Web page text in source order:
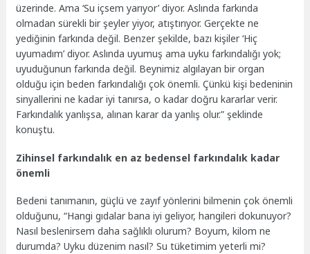
üzerinde. Ama ‘Su içsem yarıyor’ diyor. Aslında farkında
olmadan sürekli bir şeyler yiyor, atıştırıyor. Gerçekte ne
yediğinin farkında değil. Benzer şekilde, bazı kişiler ‘Hiç
uyumadım’ diyor. Aslında uyumuş ama uyku farkındalığı yok;
uyuduğunun farkında değil. Beynimiz algılayan bir organ
olduğu için beden farkındalığı çok önemli. Çünkü kişi bedeninin
sinyallerini ne kadar iyi tanırsa, o kadar doğru kararlar verir.
Farkındalık yanlışsa, alınan karar da yanlış olur.” şeklinde
konuştu.
Zihinsel farkındalık en az bedensel farkındalık kadar
önemli
Bedeni tanımanın, güçlü ve zayıf yönlerini bilmenin çok önemli
olduğunu, “Hangi gıdalar bana iyi geliyor, hangileri dokunuyor?
Nasıl beslenirsem daha sağlıklı olurum? Boyum, kilom ne
durumda? Uyku düzenim nasıl? Su tüketimim yeterli mi?